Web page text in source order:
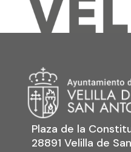
Plaza de la
28891 Velilla de